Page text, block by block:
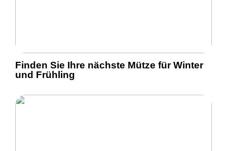
Finden Sie Ihre nächste Mütze für Winter
und Frühling